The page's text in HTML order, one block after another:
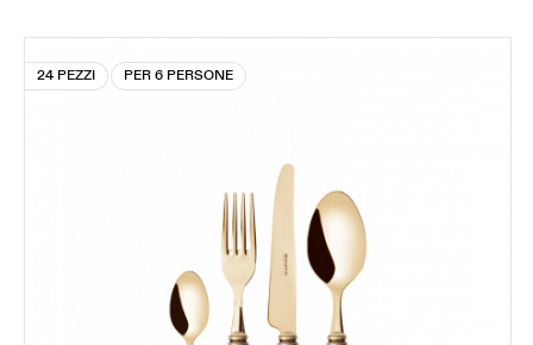
24 PEZZI PER 6 PERSONE